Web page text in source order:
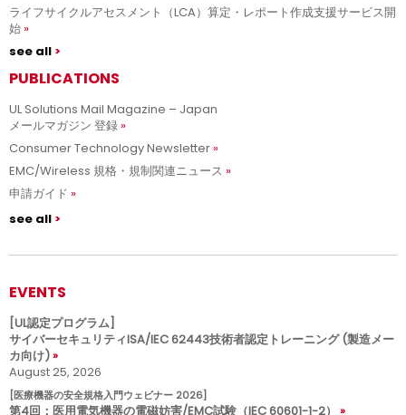
ライフサイクルアセスメント（LCA）算定・レポート作成支援サービス開
始
see all
PUBLICATIONS
UL Solutions Mail Magazine – Japan
メールマガジン 登録
Consumer Technology Newsletter
EMC/Wireless 規格・規制関連ニュース
申請ガイド
see all
EVENTS
[UL認定プログラム]
サイバーセキュリティISA/IEC 62443技術者認定トレーニング (製造メー
カ向け)
August 25, 2026
[医療機器の安全規格入門ウェビナー 2026]
第4回：医用電気機器の電磁妨害/EMC試験（IEC 60601-1-2）